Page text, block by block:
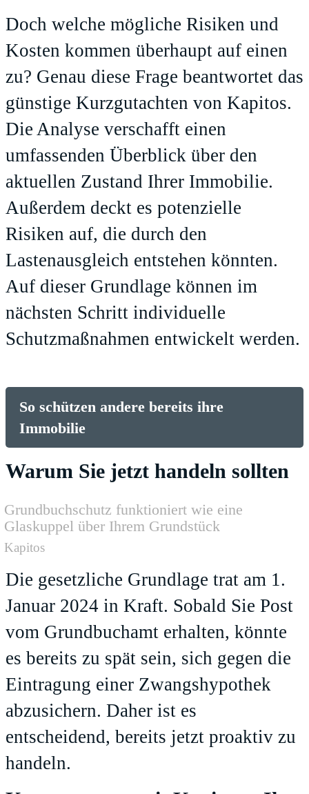
Doch welche mögliche Risiken und
Kosten kommen überhaupt auf einen
zu? Genau diese Frage beantwortet das
günstige Kurzgutachten von Kapitos.
Die Analyse verschafft einen
umfassenden Überblick über den
aktuellen Zustand Ihrer Immobilie.
Außerdem deckt es potenzielle
Risiken auf, die durch den
Lastenausgleich entstehen könnten.
Auf dieser Grundlage können im
nächsten Schritt individuelle
Schutzmaßnahmen entwickelt werden.
So schützen andere bereits ihre
Immobilie
Warum Sie jetzt handeln sollten
Grundbuchschutz funktioniert wie eine
Glaskuppel über Ihrem Grundstück
Kapitos
Die gesetzliche Grundlage trat am 1.
Januar 2024 in Kraft. Sobald Sie Post
vom Grundbuchamt erhalten, könnte
es bereits zu spät sein, sich gegen die
Eintragung einer Zwangshypothek
abzusichern. Daher ist es
entscheidend, bereits jetzt proaktiv zu
handeln.